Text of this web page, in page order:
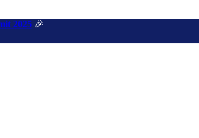
2025 🎉️